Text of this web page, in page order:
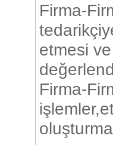
Firma-
etmesi
Firma-